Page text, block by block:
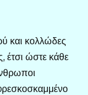
και κολλώδες
έτσι ώστε κάθε